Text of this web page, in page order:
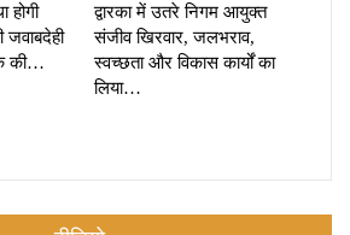
होगी
की…
द्वारका में उतरे निगम आयुक्त
संजीव खिरवार, जलभराव,
स्वच्छता और विकास कार्यों का
लिया…